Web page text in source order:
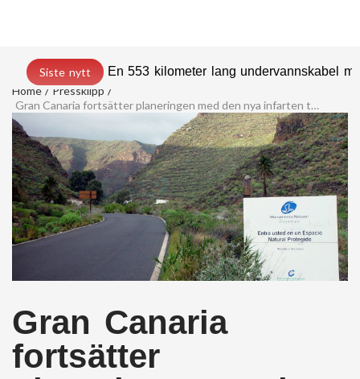
Siste nytt
En 553 kilometer lang undervannskabel
Home
Pressklipp
Gran Canaria fortsätter planeringen med den nya infarten till Guayadeque
Gran Canaria
fortsätter